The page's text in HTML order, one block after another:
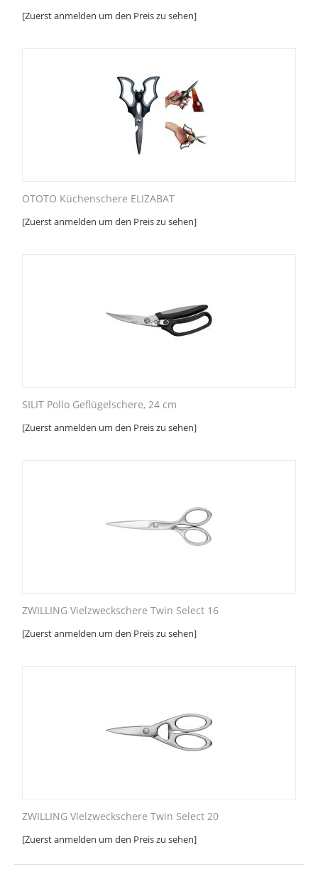
[Zuerst anmelden um den Preis zu sehen]
OTOTO Küchenschere ELIZABAT
[Zuerst anmelden um den Preis zu sehen]
SILIT Pollo Geflügelschere, 24 cm
[Zuerst anmelden um den Preis zu sehen]
ZWILLING Vielzweckschere Twin Select 16
[Zuerst anmelden um den Preis zu sehen]
ZWILLING Vielzweckschere Twin Select 20
[Zuerst anmelden um den Preis zu sehen]